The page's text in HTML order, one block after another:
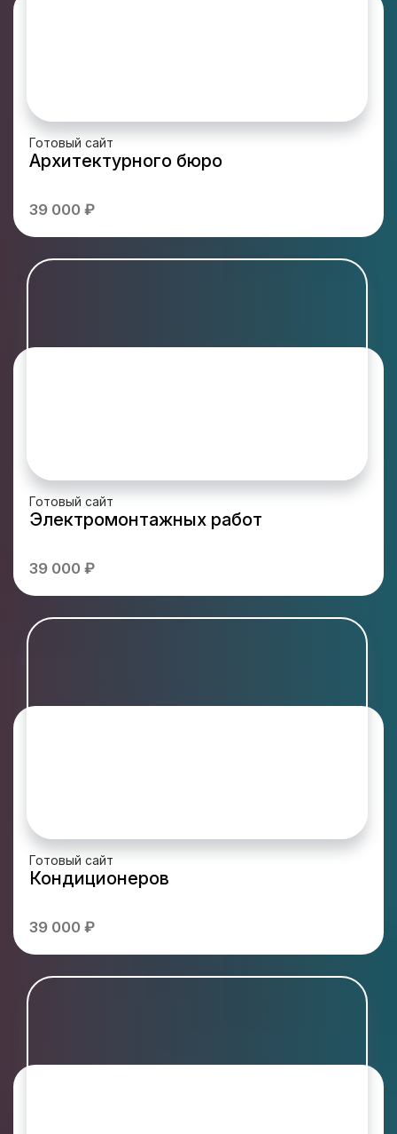
Готовый сайт
Архитектурного бюро
39 000 ₽
Готовый сайт
Электромонтажных работ
39 000 ₽
Готовый сайт
Кондиционеров
39 000 ₽